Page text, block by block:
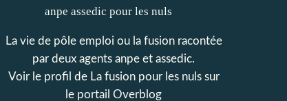
La vie de pôle emploi ou la fusion racontée
par deux agents anpe et assedic.
Voir le profil de La fusion pour les nulssur
le portail Overblog